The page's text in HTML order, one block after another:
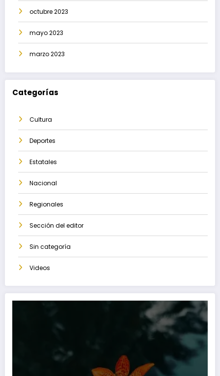
octubre 2023
mayo 2023
marzo 2023
Categorías
Cultura
Deportes
Estatales
Nacional
Regionales
Sección del editor
Sin categoría
Videos